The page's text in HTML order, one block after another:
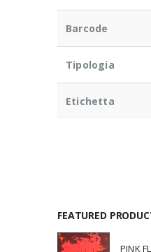
Barcode
Tipologia
Etichetta
FEATURED
PINK